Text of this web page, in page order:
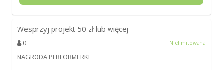
Wesprzyj projekt 50 zł lub więcej
0 Nielimitowana
NAGRODA PERFORMERKI